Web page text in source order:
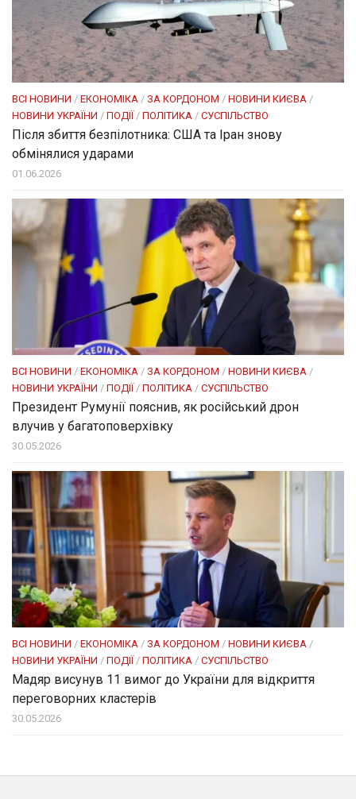
ВСІ НОВИНИ / ЕКОНОМІКА / ЗА КОРДОНОМ / НОВИНИ КИЄВА /
НОВИНИ УКРАЇНИ / ПОДІЇ/ ПОЛІТИКА / СУСПІЛЬСТВО
Після збиття безпілотника: США та Іран знову
обмінялися ударами
01.06.2026
ВСІ НОВИНИ / ЕКОНОМІКА / ЗА КОРДОНОМ / НОВИНИ КИЄВА /
НОВИНИ УКРАЇНИ / ПОДІЇ/ ПОЛІТИКА / СУСПІЛЬСТВО
Президент Румунії пояснив, як російський дрон
влучив у багатоповерхівку
30.05.2026
ВСІ НОВИНИ / ЕКОНОМІКА / ЗА КОРДОНОМ / НОВИНИ КИЄВА /
НОВИНИ УКРАЇНИ / ПОДІЇ/ ПОЛІТИКА / СУСПІЛЬСТВО
Мадяр висунув 11 вимог до України для відкриття
переговорних кластерів
30.05.2026